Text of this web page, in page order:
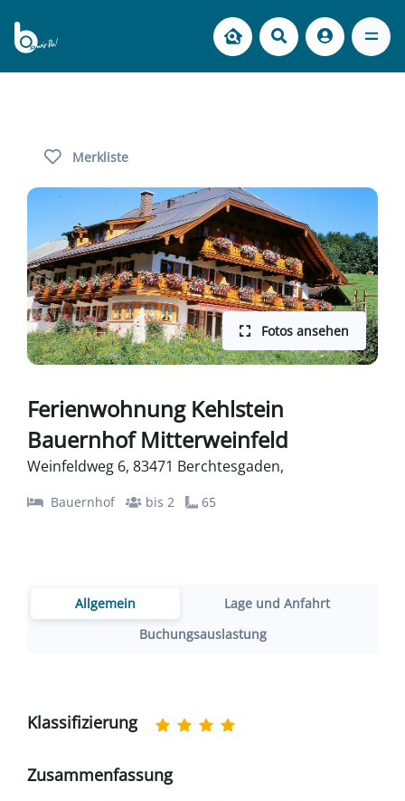
Merkliste
Fotos ansehen
Ferienwohnung Kehlstein
Bauernhof Mitterweinfeld
Weinfeldweg 6, 83471 Berchtesgaden,
Bauernhof bis 2 65
Allgemein
Lage und Anfahrt
Buchungsauslastung
Klassifizierung
Zusammenfassung